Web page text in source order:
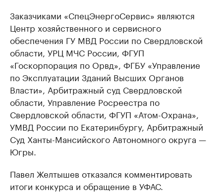
Заказчиками «СпецЭнергоСервис» являются
Центр хозяйственного и сервисного
обеспечения ГУ МВД России по Свердловской
области, УРЦ МЧС России, ФГУП
«Госкорпорация по Орвд», ФГБУ «Управление
по Эксплуатации Зданий Высших Органов
Власти», Арбитражный суд Свердловской
области, Управление Росреестра по
Свердловской области, ФГУП «Атом-Охрана»,
УМВД России по Екатеринбургу, Арбитражный
Суд Ханты-Мансийского Автономного округа —
Югры.
Павел Желтышев отказался комментировать
итоги конкурса и обращение в УФАС.